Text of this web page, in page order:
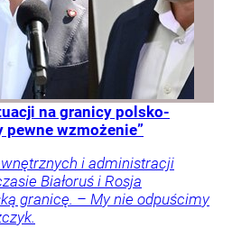
na granicy polsko-
pewne wzmożenie”
i administracji
Białoruś i Rosja
granicę. – My nie odpuścimy